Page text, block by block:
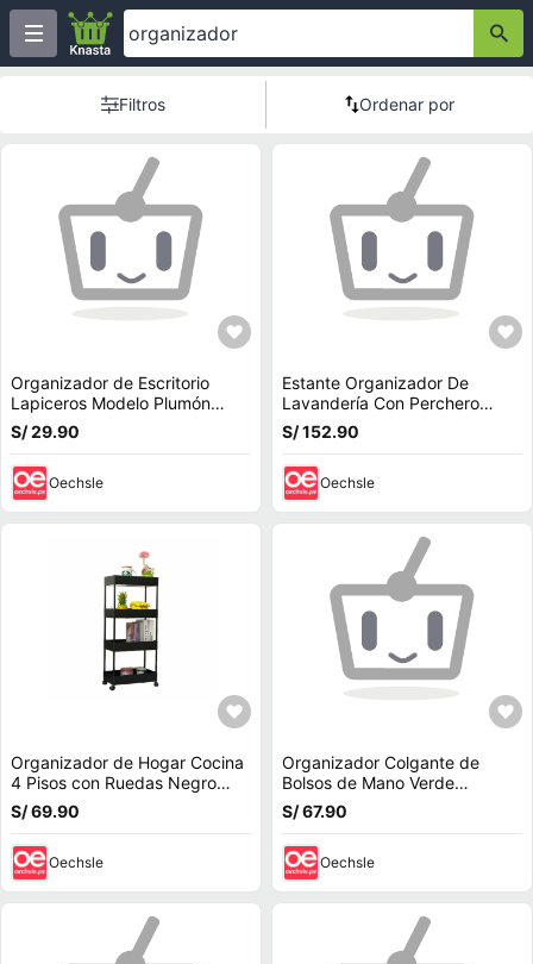
Filtros Ordenar por
Organizador de Escritorio
Lapiceros Modelo Plumón
Rosado 48RS10
S/ 29.90
Oechsle
Estante Organizador De
Lavandería Con Perchero
4450004
S/ 152.90
Oechsle
Organizador de Hogar Cocina
4 Pisos con Ruedas Negro
Verdulero Frutero
S/ 69.90
Oechsle
Organizador Colgante de
Bolsos de Mano Verde
Y+Agendita
S/ 67.90
Oechsle